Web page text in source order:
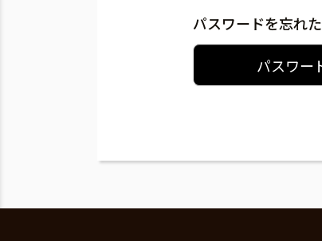
パスワードを忘れ
パスワー